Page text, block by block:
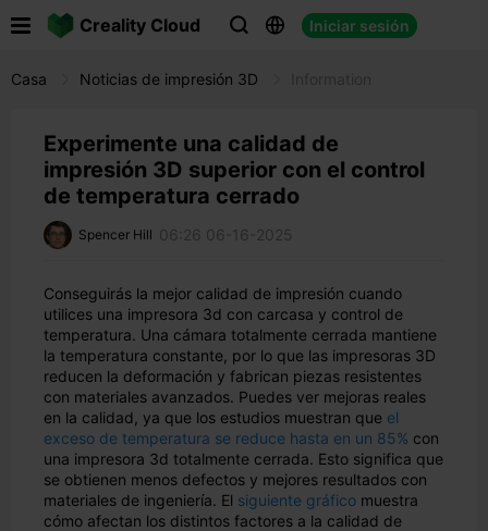
Creality Cloud   Iniciar sesión
Casa Noticias de impresión 3D
Experimente una calidad de
impresión 3D superior con el control
de temperatura cerrado
Spencer Hill 06:26 06-16-2025
Conseguirás la mejor calidad de impresión cuando
utilices una impresora 3d con carcasa y control de
temperatura. Una cámara totalmente cerrada mantiene
la temperatura constante, por lo que las impresoras 3D
reducen la deformación y fabrican piezas resistentes
con materiales avanzados. Puedes ver mejoras reales
en la calidad, ya que los estudios muestran que el
exceso de temperatura se reduce hasta en un 85% con
una impresora 3d totalmente cerrada. Esto significa que
se obtienen menos defectos y mejores resultados con
materiales de ingeniería. El siguiente gráfico muestra
cómo afectan los distintos factores a la calidad de